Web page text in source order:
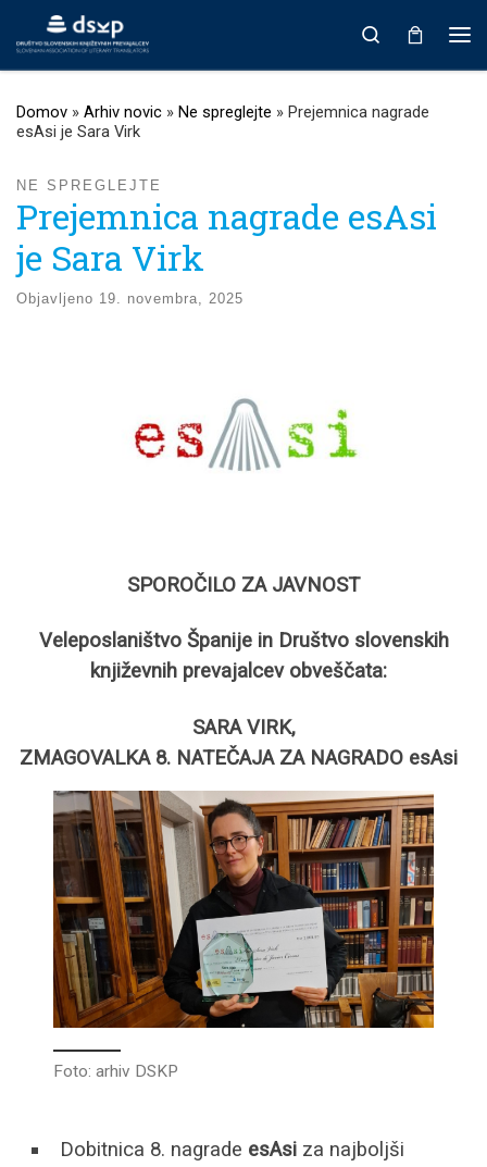
Prikaži vso vsebino
Search
Domov » Arhiv novic » Ne spreglejte » Prejemnica nagrade
esAsi je Sara Virk
NE SPREGLEJTE
Prejemnica nagrade esAsi
je Sara Virk
Objavljeno 19. novembra, 2025
SPOROČILO ZA JAVNOST
Veleposlaništvo Španije in Društvo slovenskih
književnih prevajalcev obveščata:
SARA VIRK,
ZMAGOVALKA 8. NATEČAJA ZA NAGRADO esAsi
Foto: arhiv DSKP
Dobitnica 8. nagrade esAsi za najboljši